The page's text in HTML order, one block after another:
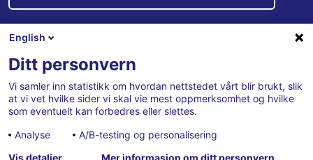
E-post
Se vår personvernerklæring her
English
Ditt personvern
Vi samler inn statistikk om hvordan nettstedet vårt blir brukt, slik
at vi vet hvilke sider vi skal vie mest oppmerksomhet og hvilke
som eventuelt kan forbedres eller slettes.
Analyse
A/B-testing og personalisering
Vis detaljer
Mer informasjon om ditt personvern